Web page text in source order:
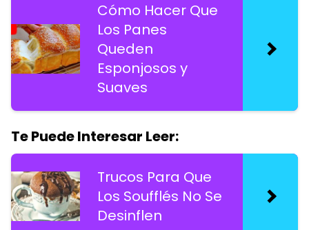
Cómo Hacer Que
Los Panes
Queden
Esponjosos y
Suaves
Te Puede Interesar Leer:
Trucos Para Que
Los Soufflés No Se
Desinflen